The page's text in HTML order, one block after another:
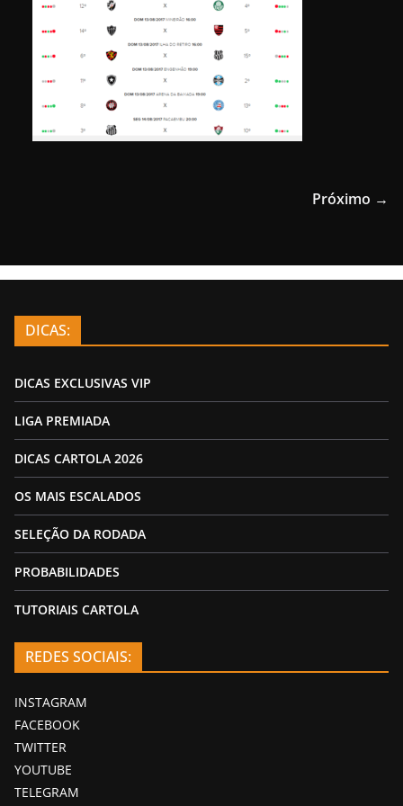
Próximo →
DICAS:
DICAS EXCLUSIVAS VIP
LIGA PREMIADA
DICAS CARTOLA 2026
OS MAIS ESCALADOS
SELEÇÃO DA RODADA
PROBABILIDADES
TUTORIAIS CARTOLA
REDES SOCIAIS:
INSTAGRAM
FACEBOOK
TWITTER
YOUTUBE
TELEGRAM